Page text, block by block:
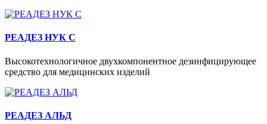
РЕАДЕЗ НУК С
Высокотехнологичное двухкомпонентное дезинфицирующее
средство для медицинских изделий
РЕАДЕЗ АЛЬД